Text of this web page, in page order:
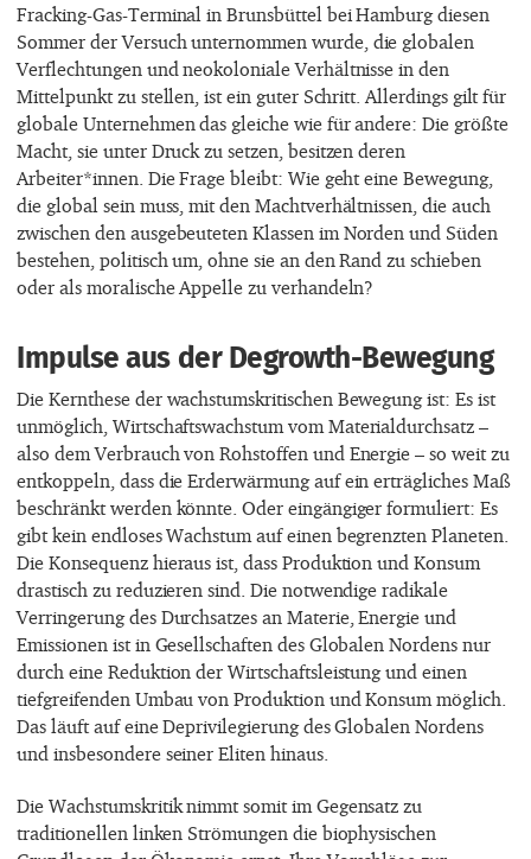
Fracking-Gas-Terminal in Brunsbüttel bei Hamburg diesen
Sommer der Versuch unternommen wurde, die globalen
Verflechtungen und neokoloniale Verhältnisse in den
Mittelpunkt zu stellen, ist ein guter Schritt. Allerdings gilt für
globale Unternehmen das gleiche wie für andere: Die größte
Macht, sie unter Druck zu setzen, besitzen deren
Arbeiter*innen. Die Frage bleibt: Wie geht eine Bewegung,
die global sein muss, mit den Machtverhältnissen, die auch
zwischen den ausgebeuteten Klassen im Norden und Süden
bestehen, politisch um, ohne sie an den Rand zu schieben
oder als moralische Appelle zu verhandeln?
Impulse aus der Degrowth-Bewegung
Die Kernthese der wachstumskritischen Bewegung ist: Es ist
unmöglich, Wirtschaftswachstum vom Materialdurchsatz –
also dem Verbrauch von Rohstoffen und Energie – so weit zu
entkoppeln, dass die Erderwärmung auf ein erträgliches Maß
beschränkt werden könnte. Oder eingängiger formuliert: Es
gibt kein endloses Wachstum auf einen begrenzten Planeten.
Die Konsequenz hieraus ist, dass Produktion und Konsum
drastisch zu reduzieren sind. Die notwendige radikale
Verringerung des Durchsatzes an Materie, Energie und
Emissionen ist in Gesellschaften des Globalen Nordens nur
durch eine Reduktion der Wirtschaftsleistung und einen
tiefgreifenden Umbau von Produktion und Konsum möglich.
Das läuft auf eine Deprivilegierung des Globalen Nordens
und insbesondere seiner Eliten hinaus.
Die Wachstumskritik nimmt somit im Gegensatz zu
traditionellen linken Strömungen die biophysischen